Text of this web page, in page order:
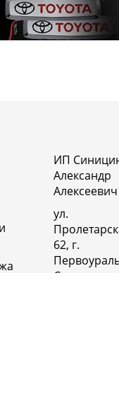
ИП
Александр
Алексеевич
ул.
62, г.